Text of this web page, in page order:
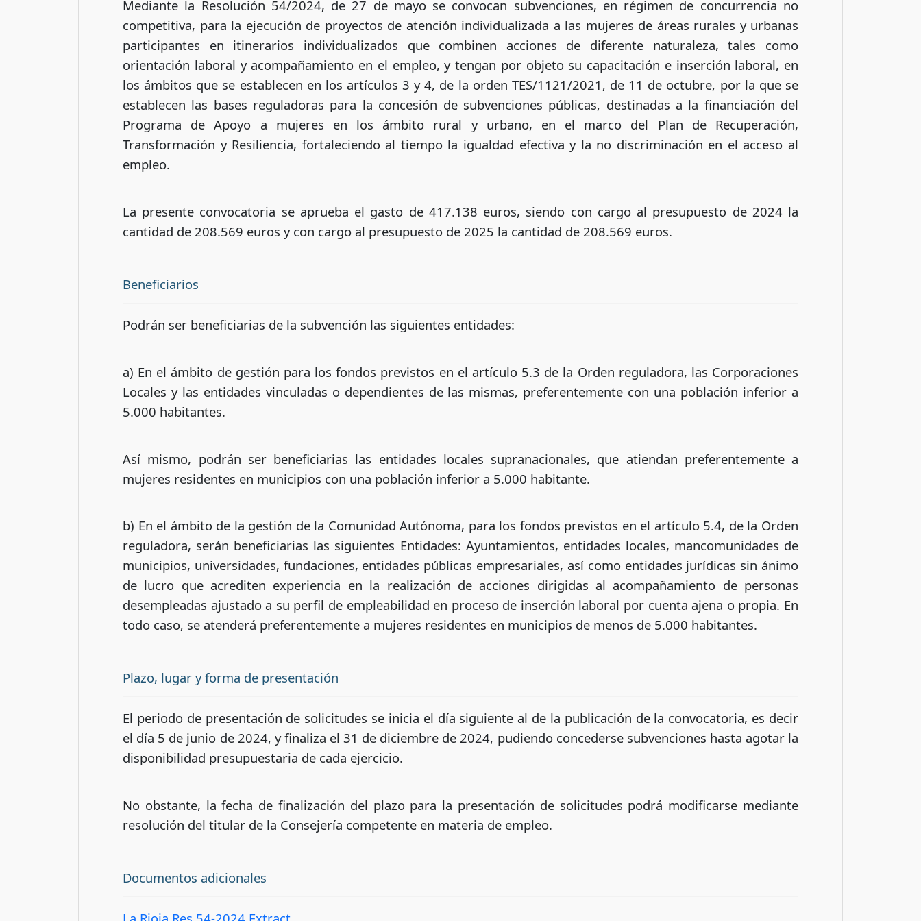
Mediante la Resolución 54/2024, de 27 de mayo se convocan subvenciones, en régimen de concurrencia no
competitiva, para la ejecución de proyectos de atención individualizada a las mujeres de áreas rurales y urbanas
participantes en itinerarios individualizados que combinen acciones de diferente naturaleza, tales como
orientación laboral y acompañamiento en el empleo, y tengan por objeto su capacitación e inserción laboral, en
los ámbitos que se establecen en los artículos 3 y 4, de la orden TES/1121/2021, de 11 de octubre, por la que se
establecen las bases reguladoras para la concesión de subvenciones públicas, destinadas a la financiación del
Programa de Apoyo a mujeres en los ámbito rural y urbano, en el marco del Plan de Recuperación,
Transformación y Resiliencia, fortaleciendo al tiempo la igualdad efectiva y la no discriminación en el acceso al
empleo.
La presente convocatoria se aprueba el gasto de 417.138 euros, siendo con cargo al presupuesto de 2024 la
cantidad de 208.569 euros y con cargo al presupuesto de 2025 la cantidad de 208.569 euros.
Beneficiarios
Podrán ser beneficiarias de la subvención las siguientes entidades:
a) En el ámbito de gestión para los fondos previstos en el artículo 5.3 de la Orden reguladora, las Corporaciones
Locales y las entidades vinculadas o dependientes de las mismas, preferentemente con una población inferior a
5.000 habitantes.
Así mismo, podrán ser beneficiarias las entidades locales supranacionales, que atiendan preferentemente a
mujeres residentes en municipios con una población inferior a 5.000 habitante.
b) En el ámbito de la gestión de la Comunidad Autónoma, para los fondos previstos en el artículo 5.4, de la Orden
reguladora, serán beneficiarias las siguientes Entidades: Ayuntamientos, entidades locales, mancomunidades de
municipios, universidades, fundaciones, entidades públicas empresariales, así como entidades jurídicas sin ánimo
de lucro que acrediten experiencia en la realización de acciones dirigidas al acompañamiento de personas
desempleadas ajustado a su perfil de empleabilidad en proceso de inserción laboral por cuenta ajena o propia. En
todo caso, se atenderá preferentemente a mujeres residentes en municipios de menos de 5.000 habitantes.
Plazo, lugar y forma de presentación
El periodo de presentación de solicitudes se inicia el día siguiente al de la publicación de la convocatoria, es decir
el día 5 de junio de 2024, y finaliza el 31 de diciembre de 2024, pudiendo concederse subvenciones hasta agotar la
disponibilidad presupuestaria de cada ejercicio.
No obstante, la fecha de finalización del plazo para la presentación de solicitudes podrá modificarse mediante
resolución del titular de la Consejería competente en materia de empleo.
Documentos adicionales